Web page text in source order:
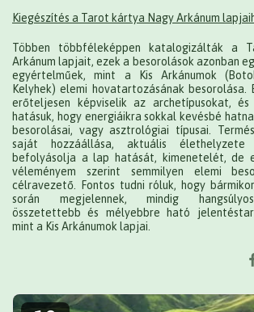
Kiegészítés a Tarot kártya Nagy Arkánum
Többen többféleképpen katalogizálták a
Arkánum lapjait, ezek a besorolások azonban
egyértelműek, mint a Kis Arkánumok
Kelyhek) elemi hovatartozásának besorolása.
erőteljesen képviselik az archetípusokat,
hatásuk, hogy energiáikra sokkal kevésbé
besorolásai, vagy asztrológiai típusai.
saját hozzáállása, aktuális élethelyzete
befolyásolja a lap hatását, kimenetelét, de
véleményem szerint semmilyen elemi
célravezető. Fontos tudni róluk, hogy
során megjelennek, mindig
összetettebb és mélyebbre ható
mint a Kis Arkánumok lapjai.